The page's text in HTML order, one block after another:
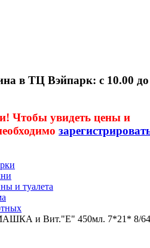
в ТЦ Вэйпарк: с 10.00 до
Чтобы увидеть цены и
и туалета
и Вит."Е" 450мл. 7*21* 8/64